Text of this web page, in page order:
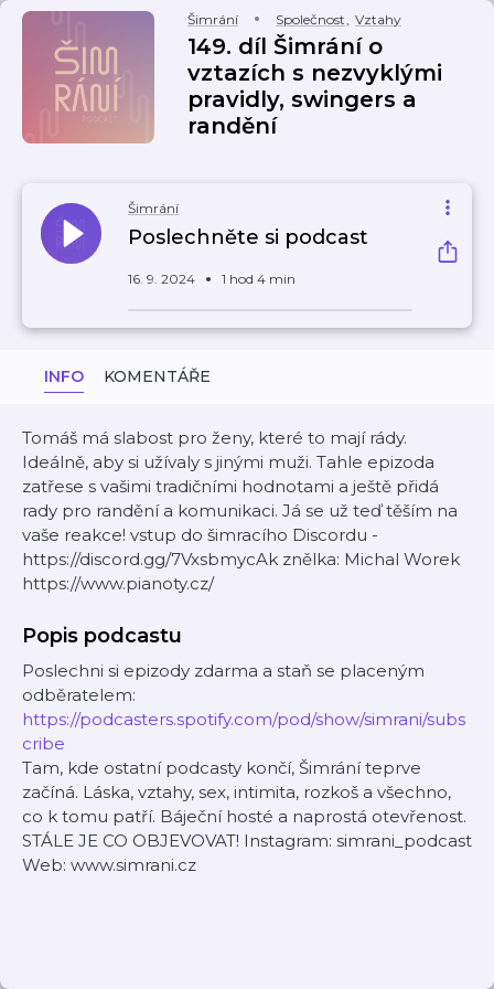
Šimrání Společnost, Vztahy
149. díl Šimrání o
vztazích s nezvyklými
pravidly, swingers a
randění
Šimrání
Poslechněte si podcast
16. 9. 2024 1 hod 4 min
INFO KOMENTÁŘE
Tomáš má slabost pro ženy, které to mají rády.
Ideálně, aby si užívaly s jinými muži. Tahle epizoda
zatřese s vašimi tradičními hodnotami a ještě přidá
rady pro randění a komunikaci. Já se už teď těším na
vaše reakce! vstup do šimracího Discordu -
⁠⁠⁠⁠⁠⁠⁠⁠⁠⁠⁠⁠⁠⁠⁠⁠⁠https://discord.gg/7VxsbmycAk⁠⁠⁠⁠⁠⁠⁠⁠⁠⁠⁠⁠⁠⁠⁠ znělka: Michal Worek
https://www.pianoty.cz/
Popis podcastu
Poslechni si epizody zdarma a staň se placeným
odběratelem:
https://podcasters.spotify.com/pod/show/simrani/subs
cribe
Tam, kde ostatní podcasty končí, Šimrání teprve
začíná. Láska, vztahy, sex, intimita, rozkoš a všechno,
co k tomu patří. Báječní hosté a naprostá otevřenost.
STÁLE JE CO OBJEVOVAT! Instagram: simrani_podcast
Web: www.simrani.cz